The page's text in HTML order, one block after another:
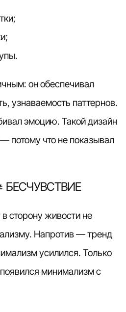
он обеспечивал
узнаваемость паттернов.
эмоцию. Такой дизайн
потому что не показывал
сторону живости не
Напротив — тренд
усилился. Только
минимализм с